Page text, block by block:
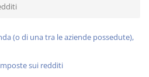
(o di una tra le aziende possedute),
sui redditi